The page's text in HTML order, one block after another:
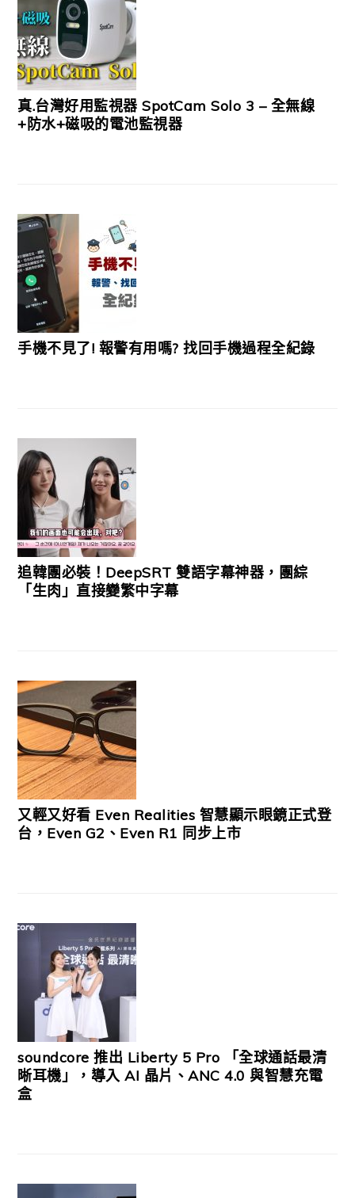
真.台灣好用監視器 SpotCam Solo 3 – 全無線
+防水+磁吸的電池監視器
手機不見了! 報警有用嗎? 找回手機過程全紀錄
追韓團必裝！DeepSRT 雙語字幕神器，團綜
「生肉」直接變繁中字幕
又輕又好看 Even Realities 智慧顯示眼鏡正式登
台，Even G2、Even R1 同步上市
soundcore 推出 Liberty 5 Pro 「全球通話最清
晰耳機」，導入 AI 晶片、ANC 4.0 與智慧充電
盒